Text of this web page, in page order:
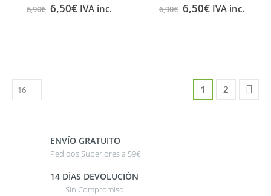
0out of 5
6,90€ 6,50€ IVA inc. 0out of 5
6,90€ 6,50€ IVA inc.
1 2
ENVÍO GRATUITO
Pedidos Superiores a 59€
14 DÍAS DEVOLUCIÓN
Sin Compromiso